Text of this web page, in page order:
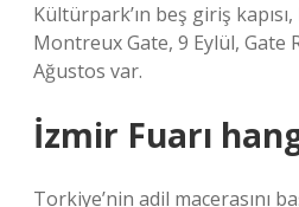
Kültürpark’ın beş giriş
Montreux Gate, 9 Eylül, Gate
Ağustos var.
İzmir Fuarı
Torkiye’nin adil macerasını